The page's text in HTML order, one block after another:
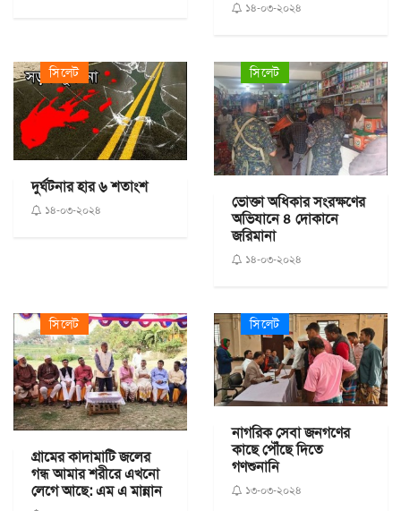
১৪-০৩-২০২৪
সিলেট
দুর্ঘটনার হার ৬ শতাংশ
১৪-০৩-২০২৪
সিলেট
ভোক্তা অধিকার সংরক্ষণের
অভিযানে ৪ দোকানে
জরিমানা
১৪-০৩-২০২৪
সিলেট
গ্রামের কাদামাটি জলের
গন্ধ আমার শরীরে এখনো
লেগে আছে: এম এ মান্নান
সিলেট
নাগরিক সেবা জনগণের
কাছে পৌঁছে দিতে
গণশুনানি
১৩-০৩-২০২৪